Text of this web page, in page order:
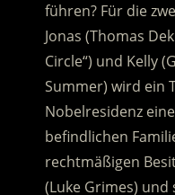
führen? Für die
Jonas (Thomas
Circle“) und Kelly
Summer) wird ein
Nobelresidenz
befindlichen
rechtmäßigen
(Luke Grimes) und